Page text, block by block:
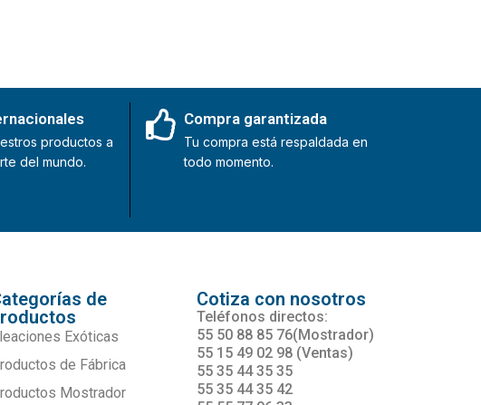
productos a
del mundo.
Compra garantizada
Tu compra está respaldada en
todo momento.
de
Exóticas
de Fábrica
Mostrador
Cotiza con nosotros
Teléfonos directos:
55 50 88 85 76(Mostrador)
55 15 49 02 98 (Ventas)
55 35 44 35 35
55 35 44 35 42